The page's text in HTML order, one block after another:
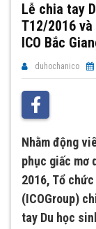
Lễ chia tay
T12/2016 và
ICO Bắc
duhochanico
Nhằm động
phục giấc mơ
2016, Tổ
(ICOGroup)
tay Du học